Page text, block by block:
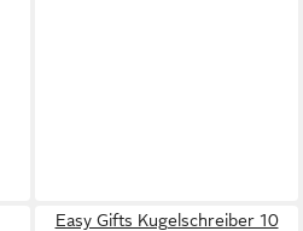
Easy Gifts Kugelschreiber 10